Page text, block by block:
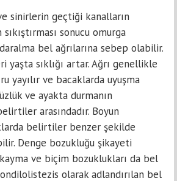
sinirlerin geçtiği kanalların
sonucu omurga
bel ağrılarına sebep olabilir.
yaşta sıklığı artar. Ağrı genellikle
yayılır ve bacaklarda uyuşma
ve ayakta durmanın
arasındadır. Boyun
belirtiler benzer şekilde
Denge bozukluğu şikayeti
ve biçim bozuklukları da bel
olarak adlandırılan bel